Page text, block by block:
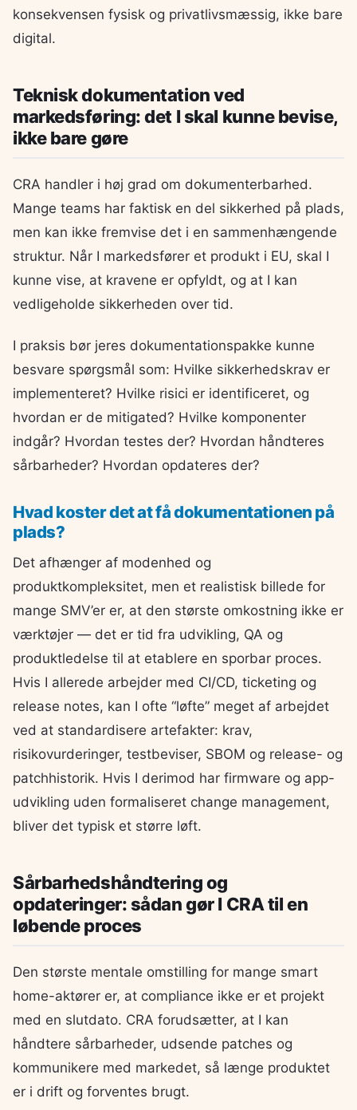
konsekvensen fysisk og privatlivsmæssig, ikke bare
digital.
Teknisk dokumentation ved
markedsføring: det I skal kunne bevise,
ikke bare gøre
CRA handler i høj grad om dokumenterbarhed.
Mange teams har faktisk en del sikkerhed på plads,
men kan ikke fremvise det i en sammenhængende
struktur. Når I markedsfører et produkt i EU, skal I
kunne vise, at kravene er opfyldt, og at I kan
vedligeholde sikkerheden over tid.
I praksis bør jeres dokumentationspakke kunne
besvare spørgsmål som: Hvilke sikkerhedskrav er
implementeret? Hvilke risici er identificeret, og
hvordan er de mitigated? Hvilke komponenter
indgår? Hvordan testes der? Hvordan håndteres
sårbarheder? Hvordan opdateres der?
Hvad koster det at få dokumentationen på
plads?
Det afhænger af modenhed og
produktkompleksitet, men et realistisk billede for
mange SMV’er er, at den største omkostning ikke er
værktøjer — det er tid fra udvikling, QA og
produktledelse til at etablere en sporbar proces.
Hvis I allerede arbejder med CI/CD, ticketing og
release notes, kan I ofte “løfte” meget af arbejdet
ved at standardisere artefakter: krav,
risikovurderinger, testbeviser, SBOM og release- og
patchhistorik. Hvis I derimod har firmware og app-
udvikling uden formaliseret change management,
bliver det typisk et større løft.
Sårbarhedshåndtering og
opdateringer: sådan gør I CRA til en
løbende proces
Den største mentale omstilling for mange smart
home-aktører er, at compliance ikke er et projekt
med en slutdato. CRA forudsætter, at I kan
håndtere sårbarheder, udsende patches og
kommunikere med markedet, så længe produktet
er i drift og forventes brugt.